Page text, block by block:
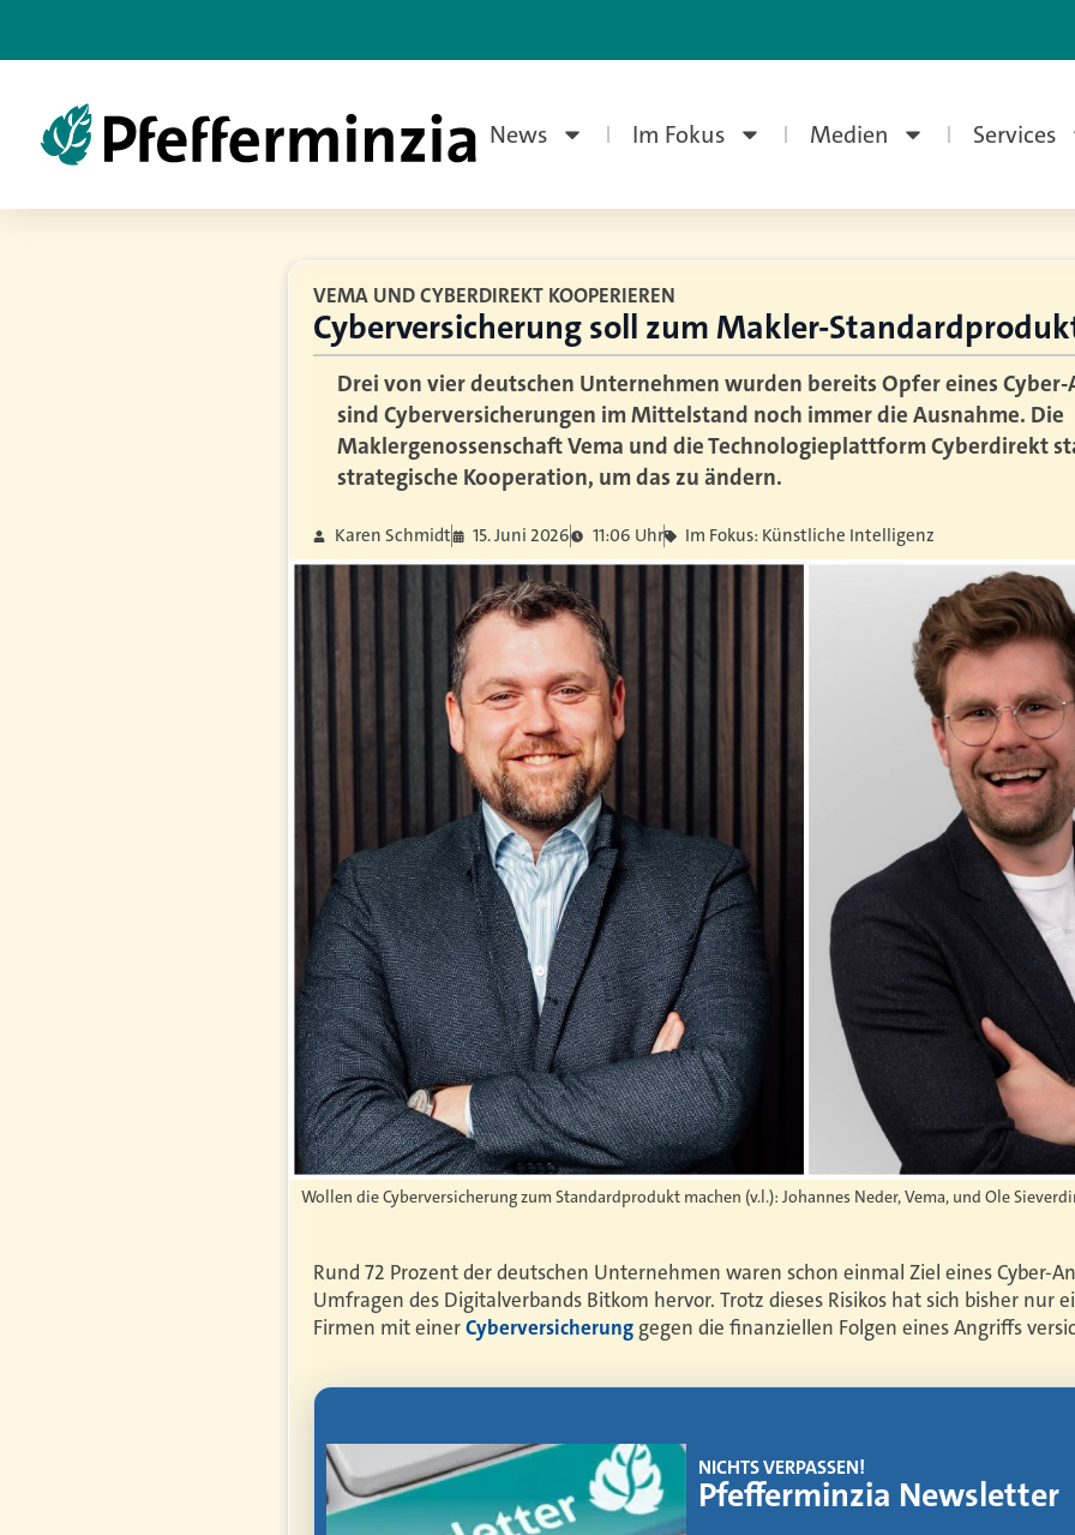
News Im Fokus Medien Services
VEMA UND CYBERDIREKT KOOPERIEREN
Cyberversicherung soll zum Makler-
Drei von vier deutschen Unternehmen wurden bereits Opfer eines
sind Cyberversicherungen im Mittelstand noch immer die Ausnahme. Die
Maklergenossenschaft Vema und die Technologieplattform Cyberdirekt
strategische Kooperation, um das zu ändern.
Karen Schmidt 15. Juni 2026 11:06 Uhr Im Fokus: Künstliche Intelligenz
Wollen die Cyberversicherung zum Standardprodukt machen (v.l.): Johannes Neder, Vema, und Ole
Rund 72 Prozent der deutschen Unternehmen waren schon einmal Ziel eines Cyber-
Umfragen des Digitalverbands Bitkom hervor. Trotz dieses Risikos hat sich bisher nur
Firmen mit einerCyberversicherung gegen die finanziellen Folgen eines Angriffs
EMAGAZIN
Makler werden